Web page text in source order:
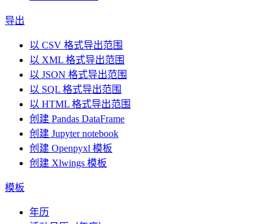
导出
以 CSV 格式导出范围
以 XML 格式导出范围
以 JSON 格式导出范围
以 SQL 格式导出范围
以 HTML 格式导出范围
创建 Pandas DataFrame
创建 Jupyter notebook
创建 Openpyxl 模板
创建 Xlwings 模板
模板
年历